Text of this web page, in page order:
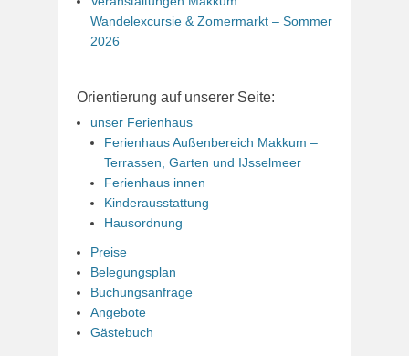
Wandelexcursie & Zomermarkt – Sommer
2026
Orientierung auf unserer Seite:
unser Ferienhaus
Ferienhaus Außenbereich Makkum –
Terrassen, Garten und IJsselmeer
Ferienhaus innen
Kinderausstattung
Hausordnung
Preise
Belegungsplan
Buchungsanfrage
Angebote
Gästebuch